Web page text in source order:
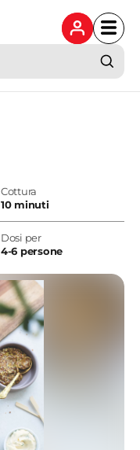
Cottura
10 minuti
Dosi per
4-6 persone